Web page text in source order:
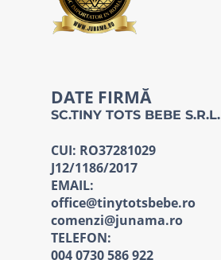
DATE FIRMĂ
SC.TINY TOTS BEBE S.R.L.
CUI: RO37281029
J12/1186/2017
EMAIL:
office@tinytotsbebe.ro
comenzi@junama.ro
TELEFON:
004 0730 586 922